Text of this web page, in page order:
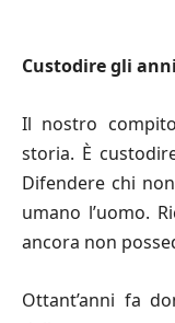
Custodire gli
Il nostro
storia. È
Difendere chi
umano l’uomo.
ancora non
Ottant’anni fa